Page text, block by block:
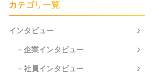
カテゴリ一覧
インタビュー
－企業インタビュー
－社員インタビュー